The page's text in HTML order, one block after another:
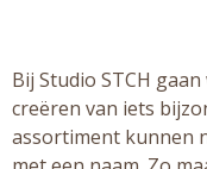
Bij Studio STCH
creëren van iets
assortiment kunnen